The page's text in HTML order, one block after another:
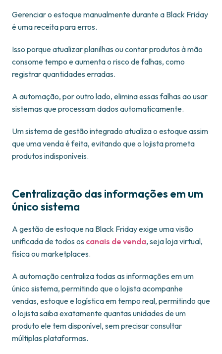
Gerenciar o estoque manualmente durante a Black Friday
é uma receita para erros.
Isso porque atualizar planilhas ou contar produtos à mão
consome tempo e aumenta o risco de falhas, como
registrar quantidades erradas.
A automação, por outro lado, elimina essas falhas ao usar
sistemas que processam dados automaticamente.
Um sistema de gestão integrado atualiza o estoque assim
que uma venda é feita, evitando que o lojista prometa
produtos indisponíveis.
Centralização das informações em um
único sistema
A gestão de estoque na Black Friday exige uma visão
unificada de todos os canais de venda, seja loja virtual,
física ou marketplaces.
A automação centraliza todas as informações em um
único sistema, permitindo que o lojista acompanhe
vendas, estoque e logística em tempo real, permitindo que
o lojista saiba exatamente quantas unidades de um
produto ele tem disponível, sem precisar consultar
múltiplas plataformas.